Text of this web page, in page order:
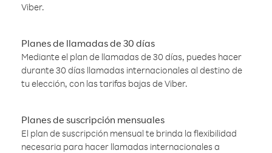
Viber.
Planes de llamadas de 30 días
Mediante el plan de llamadas de 30 días, puedes hacer
durante 30 días llamadas internacionales al destino de
tu elección, con las tarifas bajas de Viber.
Planes de suscripción mensuales
El plan de suscripción mensual te brinda la flexibilidad
necesaria para hacer llamadas internacionales a